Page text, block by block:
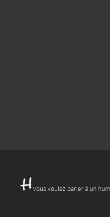
Vous voulez parler à un